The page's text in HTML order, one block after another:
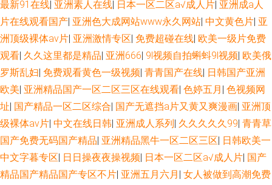
最新91在线| 亚洲素人在线| 日本一区二区a√成人片| 亚洲成a人
片在线观看国产| 亚洲色大成网站www永久网站| 中文黄色片| 亚
洲顶级裸体av片| 亚洲激情专区| 免费超碰在线| 欧美一级片免费
观看| 久久这里都是精品| 亚洲666| 9l视频自拍蝌蚪9l视频| 欧美俄
罗斯乱妇| 免费观看黄色一级视频| 青青国产在线| 日韩国产亚洲
欧美| 亚洲精品国产一区二区三区在线观看| 色婷五月 | 色视频网
址| 国产精品一区二区综合| 国产无遮挡a片又黄又爽漫画| 亚洲顶
级裸体av片| 中文在线日韩| 亚洲成人系列| 久久久久久99| 青青草
国产免费无码国产精品| 亚洲精品黑牛一区二区三区| 日韩欧美一
中文字暮专区| 日日操夜夜操视频| 日本一区二区a√成人片| 国产
精品国产精品国产专区不片| 亚洲五月六月 | 女人被做到高潮免费